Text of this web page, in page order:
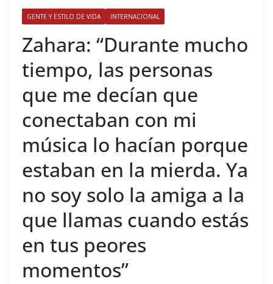
GENTE Y ESTILO DE VIDA INTERNACIONAL
​Zahara: “Durante mucho
tiempo, las personas
que me decían que
conectaban con mi
música lo hacían porque
estaban en la mierda. Ya
no soy solo la amiga a la
que llamas cuando estás
en tus peores
momentos”